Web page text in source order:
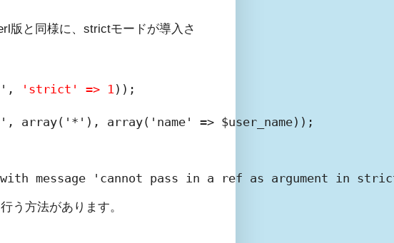
版と同様に、strictモードが導入さ
'strict' => 1 ));
う方法があります。